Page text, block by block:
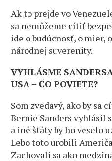
Ak to prejde vo
sa nemôžeme cítiť
ide o budúcnosť, o mier,
národnej suverenity.
VYHLÁSME
USA – ČO POVIETE?
Som zvedavý, ako by sa
Bernie Sanders vyhlásil
a iné štáty by ho veselo
Lebo toto urobili
Zachovali sa ako